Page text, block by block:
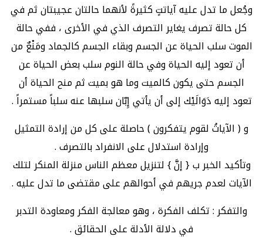
وجُعل ما تدل عليه آياتتٍ كثيرةً لأنهما حالتان عجيبتان ثم في
كل حالة تصرف يغاير التصرف الذي في الأخرى ، ففي حالة
الموت سلب الحياة عن الجسم وبقاء الجسم كالجماد ومَنْعٌ من
أن تعود إليه الحياة وفي حالة النوم سلب بعض الحياة عن
الجسم حتى يكون كالميت وما هو بميت ثم منح الحياة أن
تعود إليه دَوَالَيْك إلى أن يأتي إِبّان سلبها عنه سلباً مستمراً .
و ( الآياتُ لقوم يتفكرون ) حاصلة على كل من إرادة التمثيل
وإرادة استدلال على الانفراد بالتصرف .
وتأكيد الخبر ب { إنَّ } لتنزيل معظم الناس منزلة المنكر لتلك
الآيات لعدم جريهم في أحوالهم على مقتضى ما تدل عليه .
والتفكر : تكلف الفكرة ، وهو معالجة الفكر ومعاودة التدبر
في دلالة الأدلة على الحقائق .